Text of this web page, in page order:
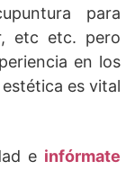
para
etc etc. pero
en los
es vital
e infórmate